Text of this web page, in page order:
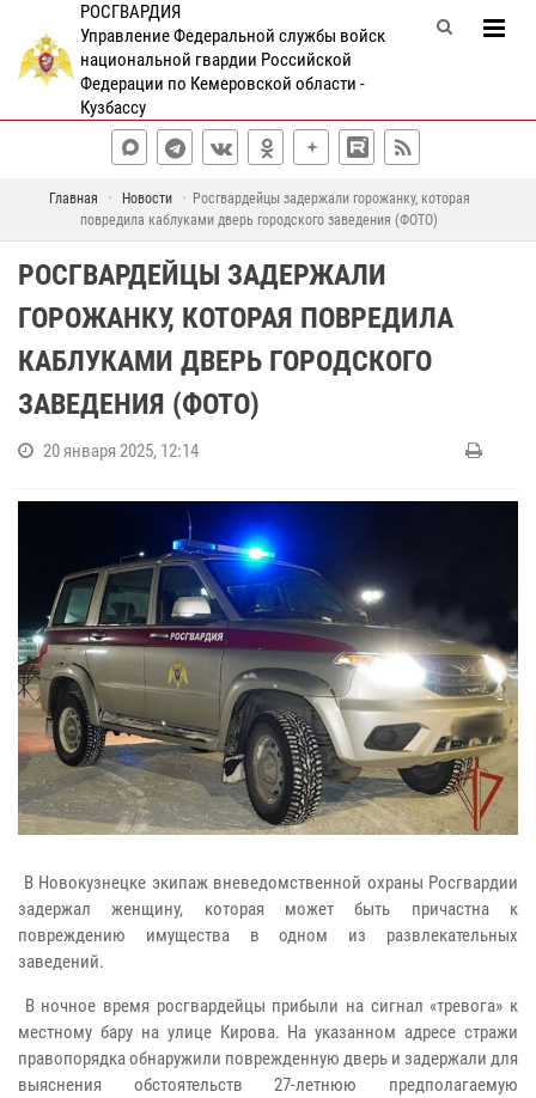
РОСГВАРДИЯ
Управление Федеральной службы войск
национальной гвардии Российской
Федерации по Кемеровской области -
Кузбассу
Главная Новости
Росгвардейцы задержали горожанку, которая
повредила каблуками дверь городского заведения (ФОТО)
РОСГВАРДЕЙЦЫ ЗАДЕРЖАЛИ
ГОРОЖАНКУ, КОТОРАЯ ПОВРЕДИЛА
КАБЛУКАМИ ДВЕРЬ ГОРОДСКОГО
ЗАВЕДЕНИЯ (ФОТО)
20 января 2025, 12:14
В Новокузнецке экипаж вневедомственной охраны Росгвардии
задержал женщину, которая может быть причастна к
повреждению имущества в одном из развлекательных
заведений.
В ночное время росгвардейцы прибыли на сигнал «тревога» к
местному бару на улице Кирова. На указанном адресе стражи
правопорядка обнаружили поврежденную дверь и задержали для
выяснения обстоятельств 27-летнюю предполагаемую